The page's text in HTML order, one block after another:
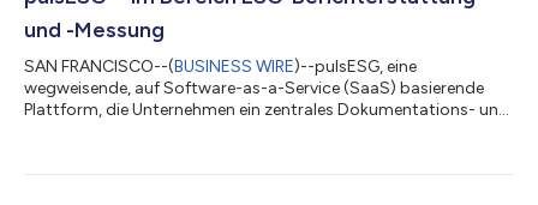
und -Messung
SAN FRANCISCO--(BUSINESS WIRE)--pulsESG, eine
wegweisende, auf Software-as-a-Service (SaaS) basierende
Plattform, die Unternehmen ein zentrales Dokumentations- und
Cornerstone Building Brands als ESG-Plattform für die